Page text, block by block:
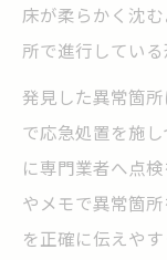
床が柔らかく沈
所で進行している
発見した異常箇
で応急処置を施
に専門業者へ点
やメモで異常箇
を正確に伝えやす